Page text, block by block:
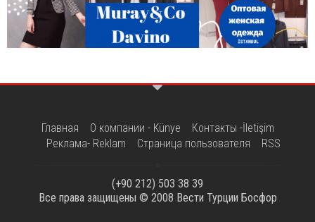
Главная О компании - Künye
Контакты -İletişim
Реклама- Reklam
Страница пользователя RSS
(+90 212) 503 38 39
Все права защищены © 2008 Вести Турции Босфор